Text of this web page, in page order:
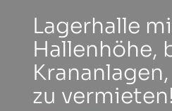
Lagerhalle
Hallenhöhe,
zu vermieten!